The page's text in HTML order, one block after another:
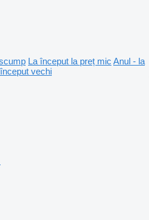
La început la preț mic Anul - la
vechi